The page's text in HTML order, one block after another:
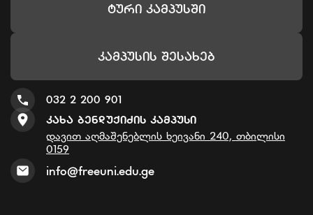
Ტური Კამპუსში
Კამპუსის Შესახებ
032 2 200 901
Კახა Ბენდუქიძის Კამპუსი
დავით აღმაშენებლის ხეივანი 240, თბილისი
0159
info@freeuni.edu.ge